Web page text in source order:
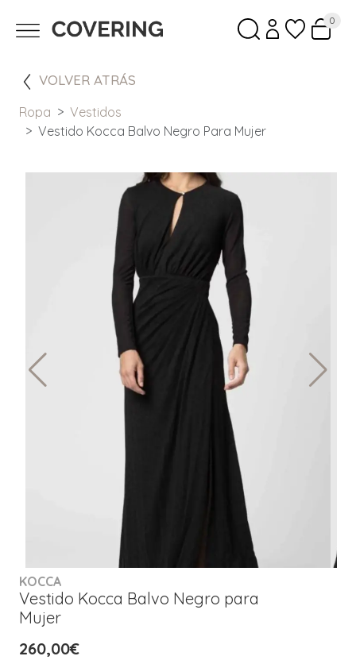
0
VOLVER ATRÁS
Ropa
Vestidos
Vestido Kocca Balvo Negro Para Mujer
KOCCA
Vestido Kocca Balvo Negro para
Mujer
260,00€